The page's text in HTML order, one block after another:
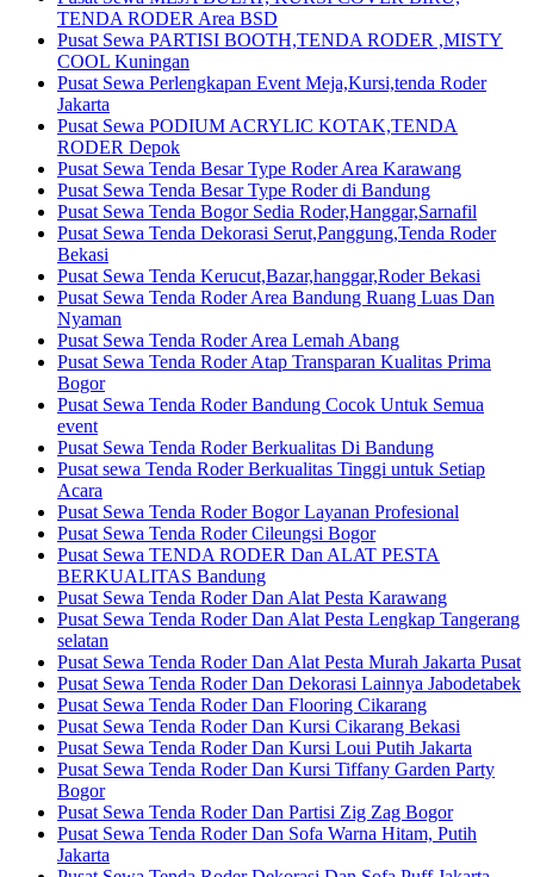
TENDA RODER Area BSD
Pusat Sewa PARTISI BOOTH,TENDA RODER ,MISTY
COOL Kuningan
Pusat Sewa Perlengkapan Event Meja,Kursi,tenda Roder
Jakarta
Pusat Sewa PODIUM ACRYLIC KOTAK,TENDA
RODER Depok
Pusat Sewa Tenda Besar Type Roder Area Karawang
Pusat Sewa Tenda Besar Type Roder di Bandung
Pusat Sewa Tenda Bogor Sedia Roder,Hanggar,Sarnafil
Pusat Sewa Tenda Dekorasi Serut,Panggung,Tenda Roder
Bekasi
Pusat Sewa Tenda Kerucut,Bazar,hanggar,Roder Bekasi
Pusat Sewa Tenda Roder Area Bandung Ruang Luas Dan
Nyaman
Pusat Sewa Tenda Roder Area Lemah Abang
Pusat Sewa Tenda Roder Atap Transparan Kualitas Prima
Bogor
Pusat Sewa Tenda Roder Bandung Cocok Untuk Semua
event
Pusat Sewa Tenda Roder Berkualitas Di Bandung
Pusat sewa Tenda Roder Berkualitas Tinggi untuk Setiap
Acara
Pusat Sewa Tenda Roder Bogor Layanan Profesional
Pusat Sewa Tenda Roder Cileungsi Bogor
Pusat Sewa TENDA RODER Dan ALAT PESTA
BERKUALITAS Bandung
Pusat Sewa Tenda Roder Dan Alat Pesta Karawang
Pusat Sewa Tenda Roder Dan Alat Pesta Lengkap Tangerang
selatan
Pusat Sewa Tenda Roder Dan Alat Pesta Murah Jakarta Pusat
Pusat Sewa Tenda Roder Dan Dekorasi Lainnya Jabodetabek
Pusat Sewa Tenda Roder Dan Flooring Cikarang
Pusat Sewa Tenda Roder Dan Kursi Cikarang Bekasi
Pusat Sewa Tenda Roder Dan Kursi Loui Putih Jakarta
Pusat Sewa Tenda Roder Dan Kursi Tiffany Garden Party
Bogor
Pusat Sewa Tenda Roder Dan Partisi Zig Zag Bogor
Pusat Sewa Tenda Roder Dan Sofa Warna Hitam, Putih
Jakarta